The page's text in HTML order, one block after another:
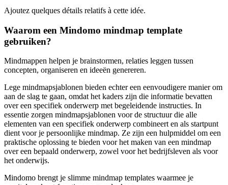
Ajoutez quelques détails relatifs à cette idée.
Waarom een Mindomo mindmap template
gebruiken?
Mindmappen helpen je brainstormen, relaties leggen tussen
concepten, organiseren en ideeën genereren.
Lege mindmapsjablonen bieden echter een eenvoudigere manier om
aan de slag te gaan, omdat het kaders zijn die informatie bevatten
over een specifiek onderwerp met begeleidende instructies. In
essentie zorgen mindmapsjablonen voor de structuur die alle
elementen van een specifiek onderwerp combineert en als startpunt
dient voor je persoonlijke mindmap. Ze zijn een hulpmiddel om een
praktische oplossing te bieden voor het maken van een mindmap
over een bepaald onderwerp, zowel voor het bedrijfsleven als voor
het onderwijs.
Mindomo brengt je slimme mindmap templates waarmee je